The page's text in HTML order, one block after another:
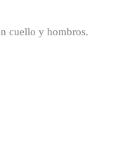
cuello y hombros.